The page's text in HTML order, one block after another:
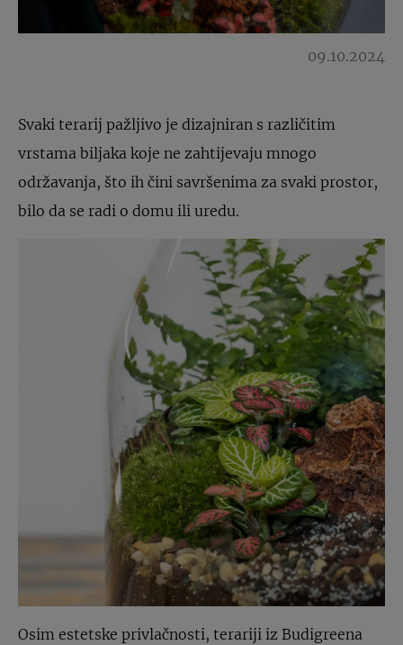
09.10.2024
Svaki terarij pažljivo je dizajniran s različitim
vrstama biljaka koje ne zahtijevaju mnogo
održavanja, što ih čini savršenima za svaki prostor,
bilo da se radi o domu ili uredu.
Osim estetske privlačnosti, terariji iz Budigreena